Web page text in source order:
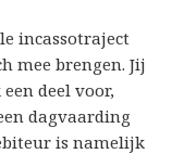
incassotraject
mee brengen. Jij
deel voor,
dagvaarding
is namelijk